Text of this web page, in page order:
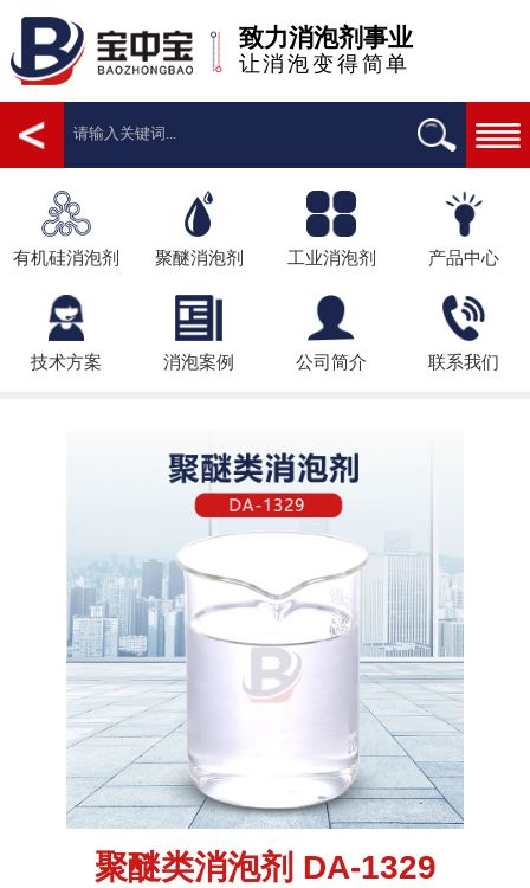
致力消泡剂事业
让消泡变得简单
有机硅消泡剂 聚醚消泡剂 工业消泡剂 产品中心
技术方案 消泡案例 公司简介 联系我们
聚醚类消泡剂 DA-1329